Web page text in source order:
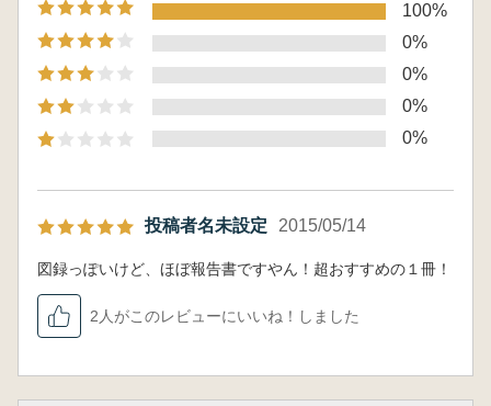
100%
0%
0%
0%
0%
投稿者名未設定 2015/05/14
図録っぽいけど、ほぼ報告書ですやん！超おすすめの１冊！
2人がこのレビューにいいね！しました